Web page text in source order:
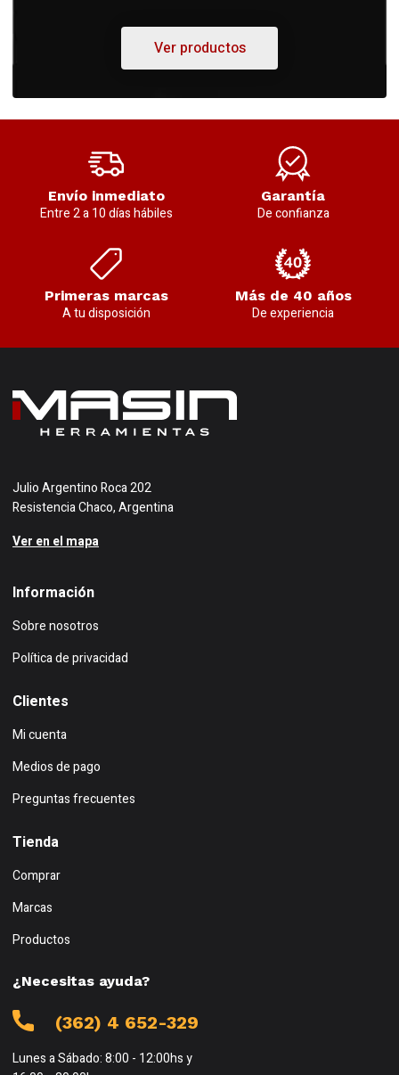
Ver productos
Envío inmediato
Entre 2 a 10 días hábiles
Garantía
De confianza
Primeras marcas
A tu disposición
Más de 40 años
De experiencia
Julio Argentino Roca 202
Resistencia Chaco, Argentina
Ver en el mapa
Información
Sobre nosotros
Política de privacidad
Clientes
Mi cuenta
Medios de pago
Preguntas frecuentes
Tienda
Comprar
Marcas
Productos
¿Necesitas ayuda?
(362) 4 652-329
Lunes a Sábado: 8:00 - 12:00hs y